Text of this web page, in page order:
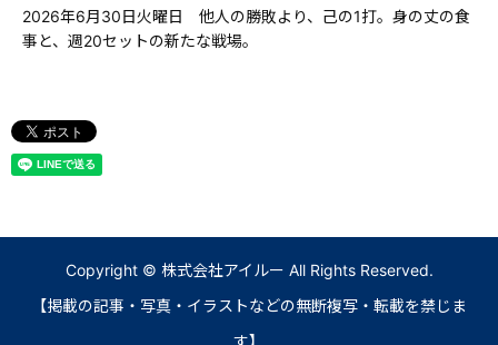
2026年6月30日火曜日 他人の勝敗より、己の1打。身の丈の食
事と、週20セットの新たな戦場。
Copyright © 株式会社アイルー All Rights Reserved.
【掲載の記事・写真・イラストなどの無断複写・転載を禁じま
す】